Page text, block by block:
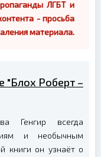
ЛГБТ и
- просьба
материала.
"Блох Роберт –
Генгир всегда
и необычным
книги он узнаёт о